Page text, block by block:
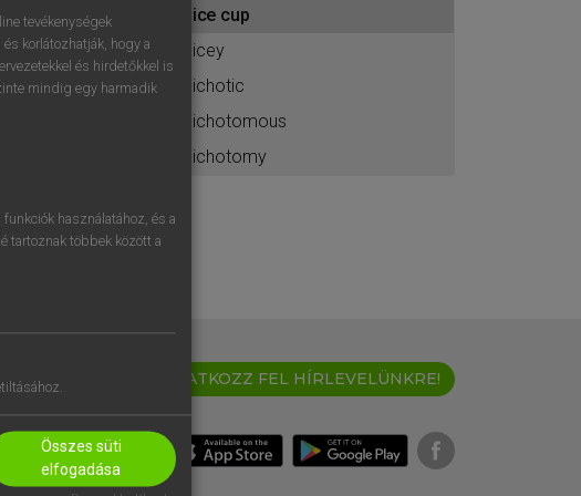
elindításához
belépek.
dice cup
dicey
dichotic
dichotomous
dichotomy
IRATKOZZ FEL HÍRLEVELÜNKRE!
tevékenységek
korlátozhatják, hogy a
és hirdetőkkel is
mindig egy harmadik
használatához, és a
tartoznak többek között a
Összes süti
elfogadása